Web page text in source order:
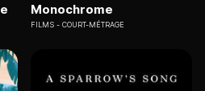
Monochrome
FILMS COURT-MÉTRAGE